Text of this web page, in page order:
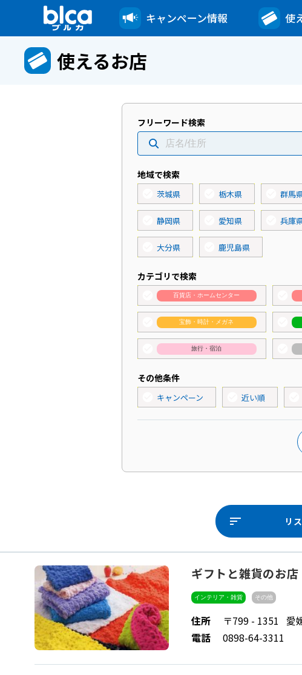
キャンペーン情報 使
使えるお店
フリーワード検索
地域で検索
茨城県 栃木県 群馬
静岡県 愛知県 兵庫
大分県 鹿児島県
カテゴリで検索
百貨店・ホームセンター
宝飾・時計・メガネ
旅行・宿泊
その他条件
キャンペーン 近い順
sort リ
ギフトと雑貨のお
インテリア・雑貨 その他
住所
〒799 - 1351 愛
電話
0898-64-3311